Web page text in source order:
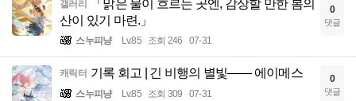
갤러리
「맑은 물이 흐르는 곳엔, 감상할 만한 봄의
산이 있기 마련.」
스누피냥 Lv.85 조회 246 07-31
0
댓글
캐릭터 기록 회고 | 긴 비행의 별빛—— 에이메스
스누피냥 Lv.85 조회 309 07-31
0
댓글